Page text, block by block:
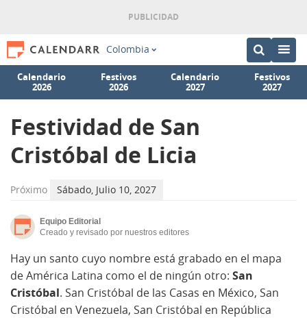
Colombia
Calendario
2026
Festivos
2026
Calendario
2027
Festivos
2027
Festividad de San
Cristóbal de Licia
Próximo Sábado, Julio 10, 2027
Equipo Editorial
Creado y revisado por nuestros editores
Hay un santo cuyo nombre está grabado en el mapa
de América Latina como el de ningún otro: San
Cristóbal. San Cristóbal de las Casas en México, San
Cristóbal en Venezuela, San Cristóbal en República